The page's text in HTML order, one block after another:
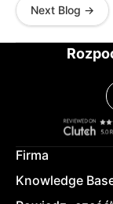
Next Blog →
Firma
Knowledge